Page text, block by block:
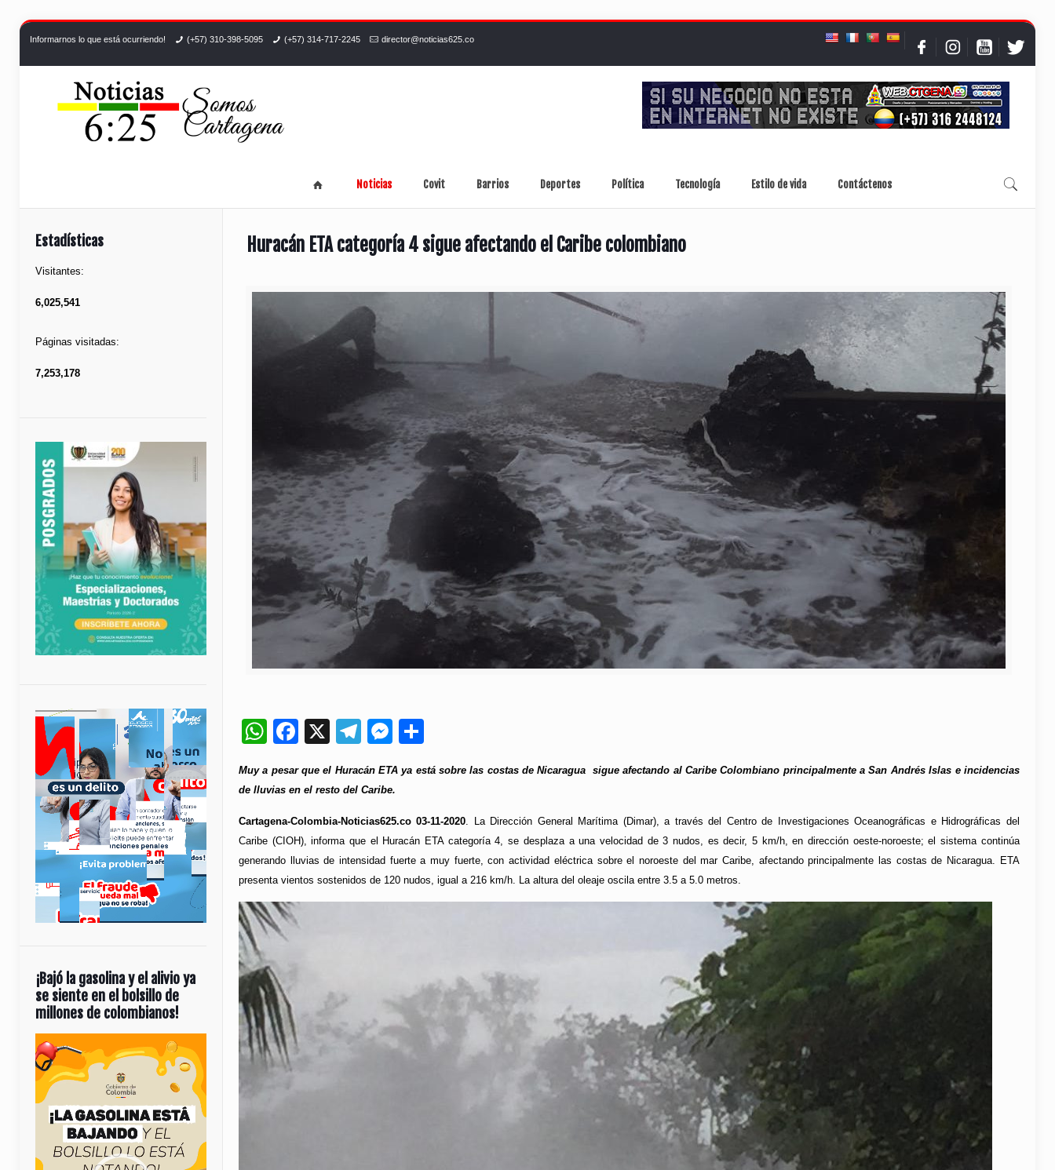
Informarnos lo que está ocurriendo! (+57) 310-398-5095 (+57) 314-717-2245 director@noticias625.co
Noticias Covit Barrios Deportes Política Tecnología Estilo de vida Contáctenos
Huracán ETA categoría 4 sigue afectando el Caribe colombiano
WhatsApp
Facebook
X Telegram
Messenger
Muy a pesar que el Huracán ETA ya está sobre las costas de Nicaragua sigue afectando al Caribe Colombiano principalmente a San Andrés Islas e incidencias
de lluvias en el resto del Caribe.
Cartagena-Colombia-Noticias625.co 03-11-2020. La Dirección General Marítima (Dimar), a través del Centro de Investigaciones Oceanográficas e Hidrográficas del
Caribe (CIOH), informa que el Huracán ETA categoría 4, se desplaza a una velocidad de 3 nudos, es decir, 5 km/h, en dirección oeste-noroeste; el sistema continúa
generando lluvias de intensidad fuerte a muy fuerte, con actividad eléctrica sobre el noroeste del mar Caribe, afectando principalmente las costas de Nicaragua. ETA
presenta vientos sostenidos de 120 nudos, igual a 216 km/h. La altura del oleaje oscila entre 3.5 a 5.0 metros.
Estadísticas
Visitantes:
6,025,541
Páginas visitadas:
7,253,178
¡Bajó la gasolina y el alivio ya
se siente en el bolsillo de
millones de colombianos!
Reproductor
de
vídeo